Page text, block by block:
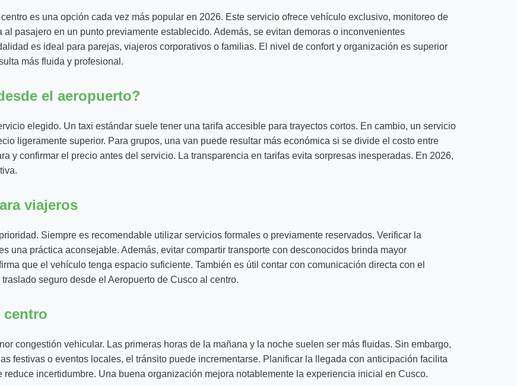
es una opción cada vez más popular en 2026. Este servicio ofrece vehículo exclusivo, monitoreo de
pasajero en un punto previamente establecido. Además, se evitan demoras o inconvenientes
es ideal para parejas, viajeros corporativos o familias. El nivel de confort y organización es superior
más fluida y profesional.
el aeropuerto?
elegido. Un taxi estándar suele tener una tarifa accesible para trayectos cortos. En cambio, un servicio
ligeramente superior. Para grupos, una van puede resultar más económica si se divide el costo entre
y confirmar el precio antes del servicio. La transparencia en tarifas evita sorpresas inesperadas. En 2026,
viajeros
Siempre es recomendable utilizar servicios formales o previamente reservados. Verificar la
una práctica aconsejable. Además, evitar compartir transporte con desconocidos brinda mayor
que el vehículo tenga espacio suficiente. También es útil contar con comunicación directa con el
seguro desde el Aeropuerto de Cusco al centro.
centro
congestión vehicular. Las primeras horas de la mañana y la noche suelen ser más fluidas. Sin embargo,
festivas o eventos locales, el tránsito puede incrementarse. Planificar la llegada con anticipación facilita
reduce incertidumbre. Una buena organización mejora notablemente la experiencia inicial en Cusco.